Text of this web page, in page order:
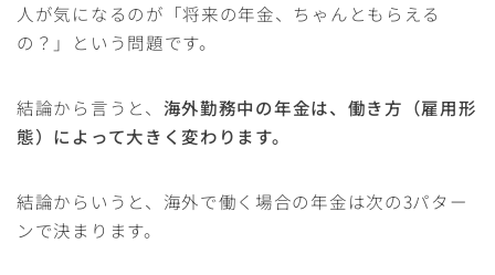
人が気になるのが「将来の年金、ちゃんともらえる
の？」という問題です。
結論から言うと、 海外勤務中の年金は、働き方（雇用形
態）によって大きく変わります。
結論からいうと、海外で働く場合の年金は次の3パター
ンで決まります。